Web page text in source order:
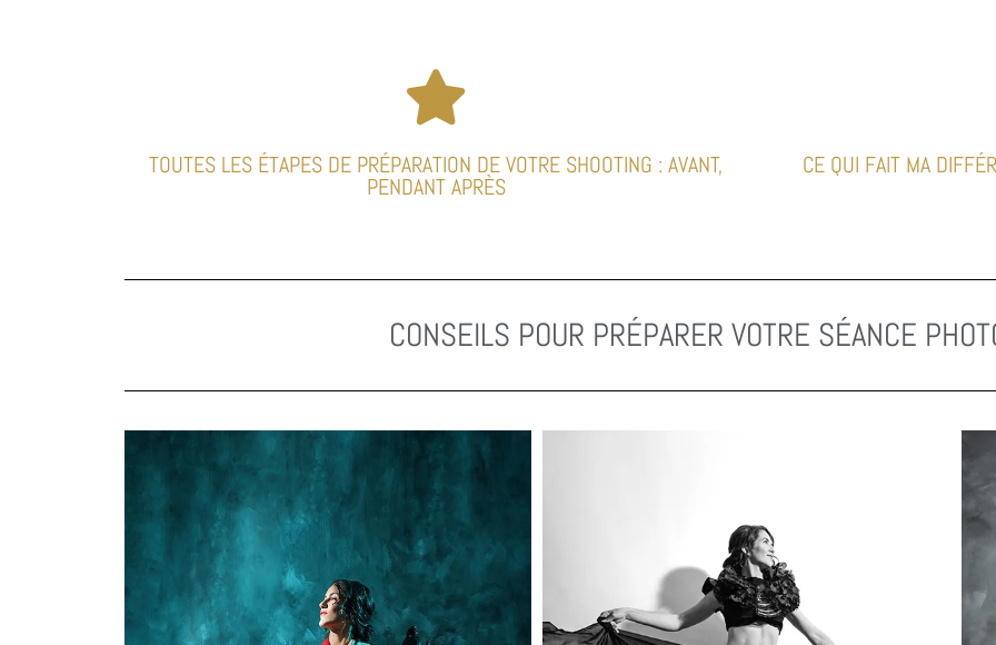
TOUTES LES ÉTAPES DE PRÉPARATION DE VOTRE SHOOTING : AVANT,
PENDANT APRÈS
CE QUI FAIT MA
CONSEILS POUR PRÉPARER VOTRE SÉANCE